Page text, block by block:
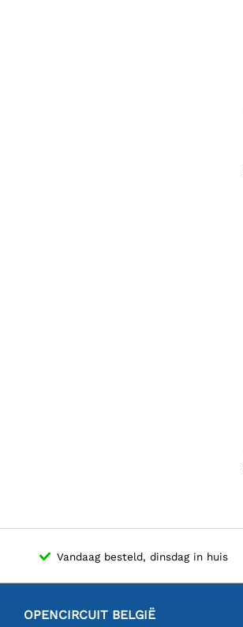
Vandaag besteld, dinsdag in huis
OPENCIRCUIT BELGIË